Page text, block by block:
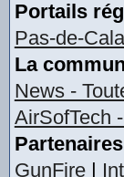
Portails
Pas-de-
La
News -
AirSofTech
GunFire|